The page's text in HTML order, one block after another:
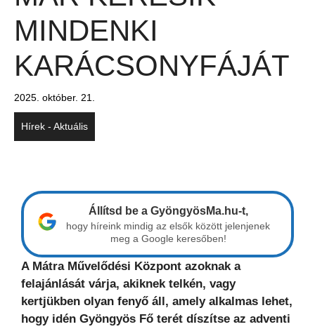
MINDENKI
KARÁCSONYFÁJÁT
2025. október. 21.
Hírek - Aktuális
Állítsd be a GyöngyösMa.hu-t,
hogy híreink mindig az elsők között jelenjenek
meg a Google keresőben!
A Mátra Művelődési Központ azoknak a
felajánlását várja, akiknek telkén, vagy
kertjükben olyan fenyő áll, amely alkalmas lehet,
hogy idén Gyöngyös Fő terét díszítse az adventi